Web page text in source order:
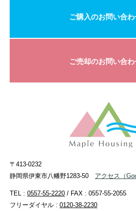
ご購入のお問い合わ
ご売却のお問い合わ
〒413-0232
静岡県伊東市八幡野1283-50
アクセス （
TEL : 0557-55-2220 / FAX : 0557-55-2055
フリーダイヤル : 0120-38-2230